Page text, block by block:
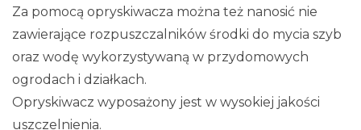
Za pomocą opryskiwacza można też nanosić nie
zawierające rozpuszczalników środki do mycia szyb
oraz wodę wykorzystywaną w przydomowych
ogrodach i działkach.
Opryskiwacz wyposażony jest w wysokiej jakości
uszczelnienia.